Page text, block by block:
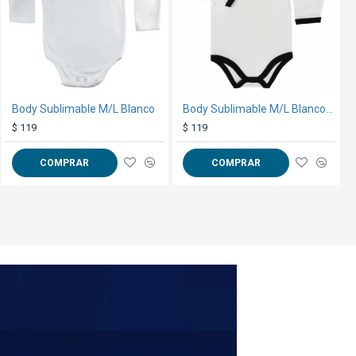
la camiseta y pegarlo con
en centímetros**
Cubrepiscina Mor 1500 Litros
$ 769
COMPRAR
Body Sublimable M/L Blanco
$ 119
COMPRAR
$ 119
COMPRAR